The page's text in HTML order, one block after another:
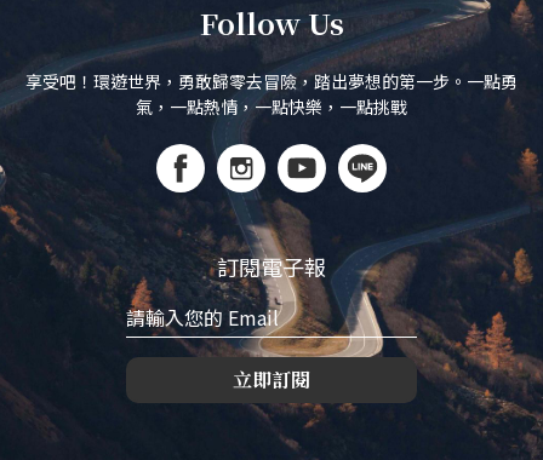
Follow Us
享受吧！環遊世界，勇敢歸零去冒險，踏出夢想的第一步。一點勇
氣，一點熱情，一點快樂，一點挑戰
訂閱電子報
立即訂閱